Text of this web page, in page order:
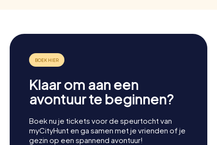
Klaar om aan een
avontuur te beginnen?
Boek nu je tickets voor de speurtocht van
myCityHunt en ga samen met je vrienden of je
gezin op een spannend avontuur!